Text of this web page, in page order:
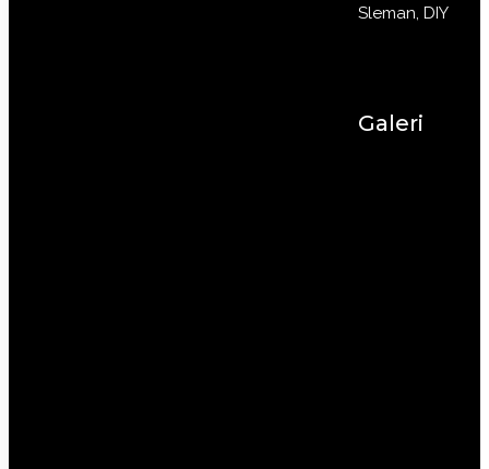
Sleman, DIY
Galeri